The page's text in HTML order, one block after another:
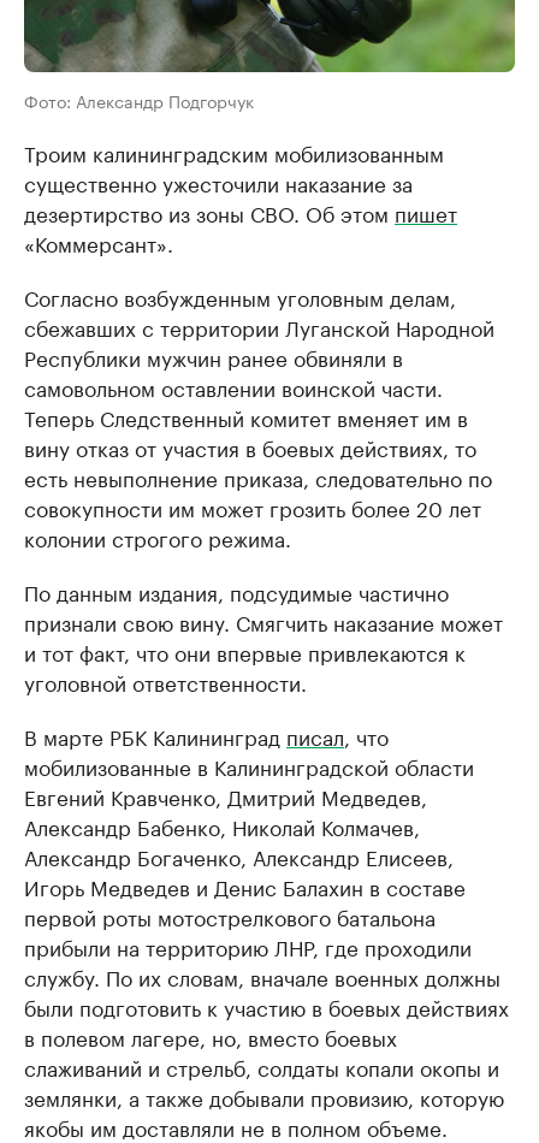
Фото: Александр Подгорчук
Троим калининградским мобилизованным
существенно ужесточили наказание за
дезертирство из зоны СВО. Об этом пишет
«Коммерсант».
Согласно возбужденным уголовным делам,
сбежавших с территории Луганской Народной
Республики мужчин ранее обвиняли в
самовольном оставлении воинской части.
Теперь Следственный комитет вменяет им в
вину отказ от участия в боевых действиях, то
есть невыполнение приказа, следовательно по
совокупности им может грозить более 20 лет
колонии строгого режима.
По данным издания, подсудимые частично
признали свою вину. Смягчить наказание может
и тот факт, что они впервые привлекаются к
уголовной ответственности.
В марте РБК Калининград писал , что
мобилизованные в Калининградской области
Евгений Кравченко, Дмитрий Медведев,
Александр Бабенко, Николай Колмачев,
Александр Богаченко, Александр Елисеев,
Игорь Медведев и Денис Балахин в составе
первой роты мотострелкового батальона
прибыли на территорию ЛНР, где проходили
службу. По их словам, вначале военных должны
были подготовить к участию в боевых действиях
в полевом лагере, но, вместо боевых
слаживаний и стрельб, солдаты копали окопы и
землянки, а также добывали провизию, которую
якобы им доставляли не в полном объеме.